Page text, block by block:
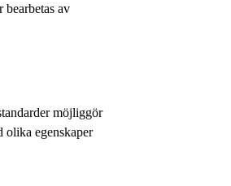
av
möjliggör
olika egenskaper